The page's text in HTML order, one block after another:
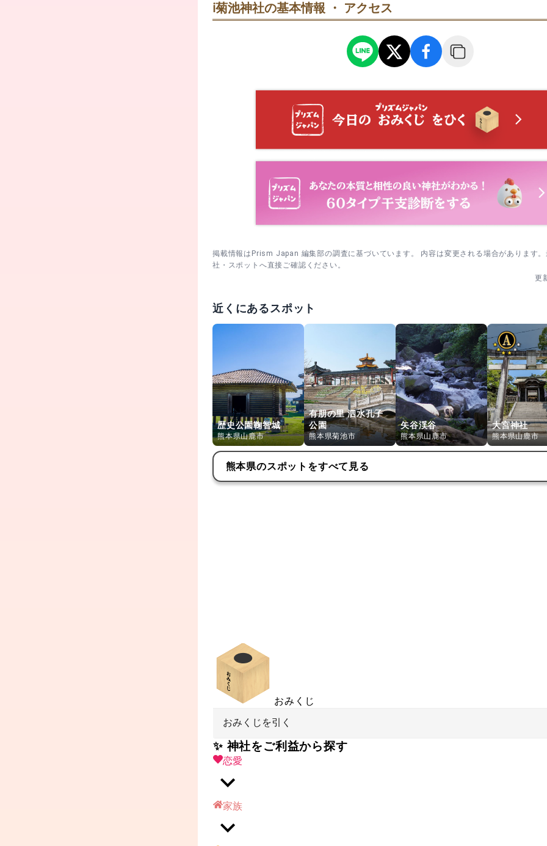
・ 11月1日〜3日 菊まつり｜境内に菊の展示が並ぶ人気の催し。初日の午後や平
くり見学しやすく、閉場前の時間帯は混雑がやわらぐことも。
影は他の参拝者を優先し、短時間で切り上げるのが吉。
2. 車の方は西側から参道入口へ、車椅子や足元に不安がある方は東側の入りやす
4. 参拝後に資料や像を見る場合は、拝殿前から時計回りに巡ると戻りやすい流れ
は人気の撮影スポットを後回しに。
ℹ️菊池神社の基本情報 ・ アクセス
掲載情報はPrism Japan 編集部の調査に基づいています。 内容は変更される場合があります
社・スポットへ直接ご確認ください。
更
近くにあるスポット
歴史公園鞠智城
熊本県山鹿市
有朋の里 泗水孔子
公園
熊本県菊池市
矢谷渓谷
熊本県山鹿市
大宮神社
熊本県山鹿市
熊本県のスポットをすべて見る
おみくじ
おみくじを引く
✨ 神社をご利益から探す
恋愛
家族